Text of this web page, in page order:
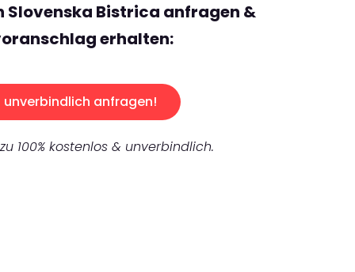
Slovenska Bistrica anfragen &
erhalten:
unverbindlich anfragen!
100% kostenlos & unverbindlich.